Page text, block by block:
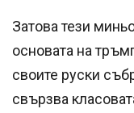
Затова тези
основата на
своите руски
свързва